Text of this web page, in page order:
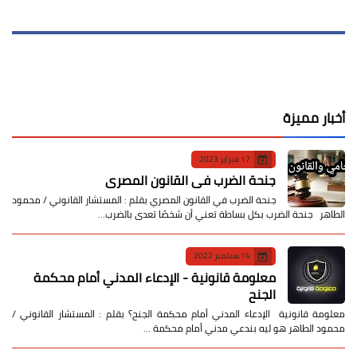
أخبار مميزة
17 فبراير 2023
جنحة الضرب في القانون المصري
جنحة الضرب في القانون المصري بقلم : المستشار القانوني / محمود
الطاهر جنحة الضرب بكل بساطة تعني أن شخصًا تعدى بالضرب…
14 سبتمبر 2022
معلومة قانونية - الإدعاء المدني أمام محكمة
الجنح
معلومة قانونية الإدعاء المدني أمام محكمة الجنح؟ بقلم : المستشار القانوني /
محمود الطاهر هو ليه بندعي مدني أمام محكمة …